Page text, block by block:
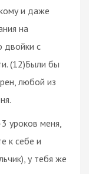
и даже
на
двойки с
(12)Были бы
любой из
уроков меня,
к себе и
у тебя же